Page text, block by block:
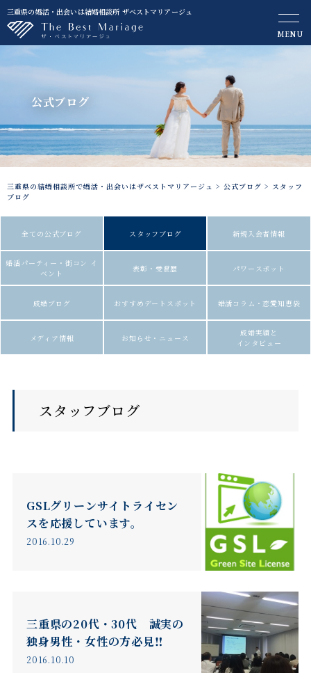
三重県の婚活・出会いは結婚相談所 ザベストマリアージュ
MENU
公式ブログ
三重県の結婚相談所で婚活・出会いはザベストマリアージュ > 公式ブログ > スタッフ
ブログ
全ての公式ブログ スタッフブログ 新規入会者情報
婚活パーティー・街コン イ
ベント
表彰・受賞歴 パワースポット
成婚ブログ おすすめデートスポット 婚活コラム・恋愛知恵袋
メディア情報 お知らせ・ニュース
成婚実績と
インタビュー
スタッフブログ
GSLグリーンサイトライセン
スを応援しています。
2016.10.29
三重県の20代・30代 誠実の
独身男性・女性の方必見‼︎
2016.10.10